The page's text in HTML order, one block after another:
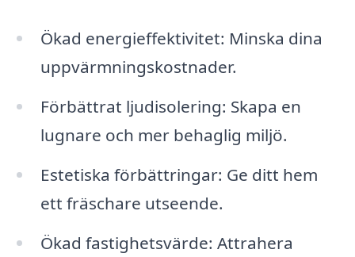
Ökad energieffektivitet: Minska dina
uppvärmningskostnader.
Förbättrat ljudisolering: Skapa en
lugnare och mer behaglig miljö.
Estetiska förbättringar: Ge ditt hem
ett fräschare utseende.
Ökad fastighetsvärde: Attrahera